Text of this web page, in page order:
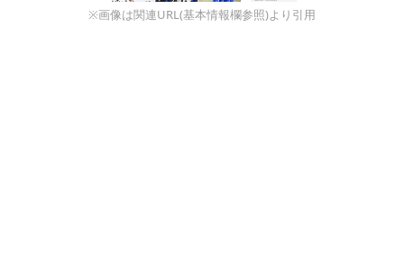
※画像は関連URL(基本情報欄参照)より引用